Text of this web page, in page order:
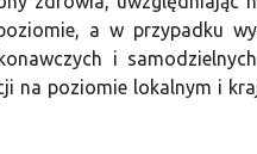
a w przypadku
i
na poziomie lokalnym i